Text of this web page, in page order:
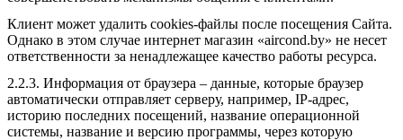
Клиент может удалить cookies-файлы после посещения Сайта.
Однако в этом случае интернет магазин «aircond.by» не несет
ответственности за ненадлежащее качество работы ресурса.
2.2.3. Информация от браузера – данные, которые браузер
автоматически отправляет серверу, например, IP-адрес,
историю последних посещений, название операционной
системы, название и версию программы, через которую